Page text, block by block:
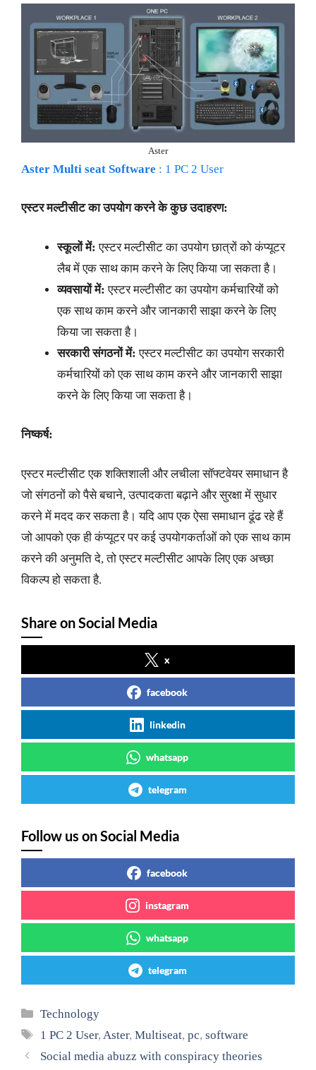
Aster
Aster Multi seat Software : 1 PC 2 User
एस्टर मल्टीसीट का उपयोग करने के कुछ उदाहरण:
स्कूलों में: एस्टर मल्टीसीट का उपयोग छात्रों को कंप्यूटर
लैब में एक साथ काम करने के लिए किया जा सकता है।
व्यवसायों में: एस्टर मल्टीसीट का उपयोग कर्मचारियों को
एक साथ काम करने और जानकारी साझा करने के लिए
किया जा सकता है।
सरकारी संगठनों में: एस्टर मल्टीसीट का उपयोग सरकारी
कर्मचारियों को एक साथ काम करने और जानकारी साझा
करने के लिए किया जा सकता है।
निष्कर्ष:
एस्टर मल्टीसीट एक शक्तिशाली और लचीला सॉफ्टवेयर समाधान है
जो संगठनों को पैसे बचाने, उत्पादकता बढ़ाने और सुरक्षा में सुधार
करने में मदद कर सकता है। यदि आप एक ऐसा समाधान ढूंढ रहे हैं
जो आपको एक ही कंप्यूटर पर कई उपयोगकर्ताओं को एक साथ काम
करने की अनुमति दे, तो एस्टर मल्टीसीट आपके लिए एक अच्छा
विकल्प हो सकता है.
Share on Social Media
x
facebook
linkedin
whatsapp
telegram
Follow us on Social Media
facebook
instagram
whatsapp
telegram
Categories
Technology
Tags
1 PC 2 User,Aster,Multiseat,pc,software
Social media abuzz with conspiracy theories